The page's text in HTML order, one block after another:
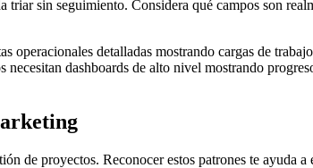
sin seguimiento. Considera qué campos son
operacionales detalladas mostrando cargas de
dashboards de alto nivel mostrando
de proyectos. Reconocer estos patrones te ayuda a